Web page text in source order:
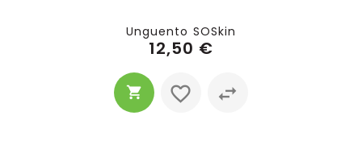
Unguento SOSkin
12,50 €